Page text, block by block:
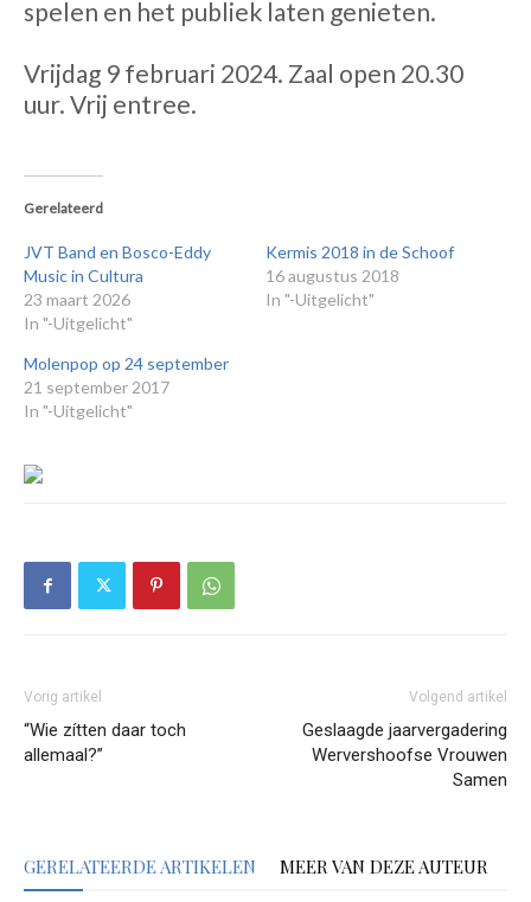
spelen en het publiek laten genieten.
Vrijdag 9 februari 2024. Zaal open 20.30
uur. Vrij entree.
Gerelateerd
JVT Band en Bosco-Eddy
Music in Cultura
23 maart 2026
In "-Uitgelicht"
Kermis 2018 in de Schoof
16 augustus 2018
In "-Uitgelicht"
Molenpop op 24 september
21 september 2017
In "-Uitgelicht"
Vorig artikel
“Wie zítten daar toch
allemaal?”
Volgend artikel
Geslaagde jaarvergadering
Wervershoofse Vrouwen
Samen
GERELATEERDE ARTIKELEN MEER VAN DEZE AUTEUR